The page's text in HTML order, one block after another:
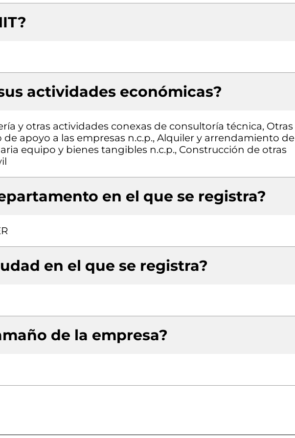
actividades económicas?
y otras actividades conexas de consultoría técnica, Otras
de apoyo a las empresas n.c.p., Alquiler y arrendamiento de
equipo y bienes tangibles n.c.p., Construcción de otras
en el que se registra?
en el que se registra?
de la empresa?